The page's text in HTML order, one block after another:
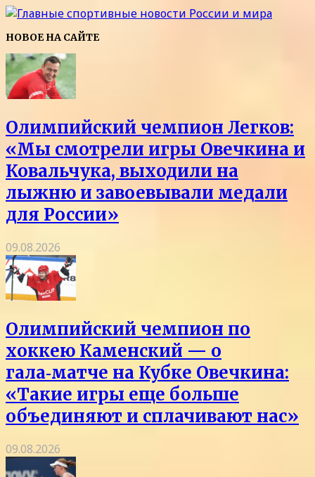
НОВОЕ НА САЙТЕ
Олимпийский чемпион Легков:
«Мы смотрели игры Овечкина и
Ковальчука, выходили на
лыжню и завоевывали медали
для России»
09.08.2026
Олимпийский чемпион по
хоккею Каменский — о
гала‑матче на Кубке Овечкина:
«Такие игры еще больше
объединяют и сплачивают нас»
09.08.2026